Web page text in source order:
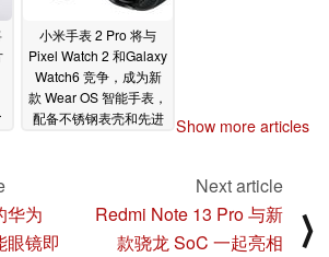
小米手表 2 Pro 将与
Pixel Watch 2 和Galaxy
Watch6 竞争，成为新
款 Wear OS 智能手表，
配备不锈钢表壳和先进
Show more articles
华为
眼镜即
Next article
Redmi Note 13 Pro 与新
款骁龙 SoC 一起亮相
⟩